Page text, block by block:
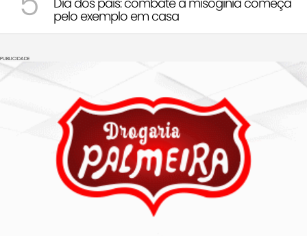
pelo exemplo em casa
PUBLICIDADE